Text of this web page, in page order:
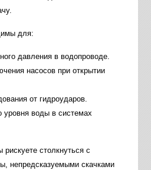
для:
давления в водопроводе.
насосов при открытии
от гидроударов.
уровня воды в системах
рискуете столкнуться с
непредсказуемыми скачками